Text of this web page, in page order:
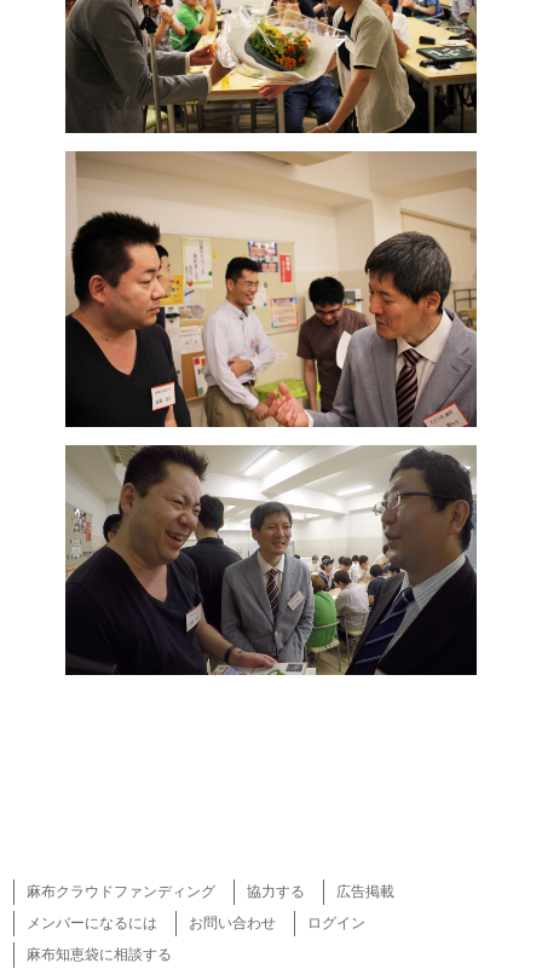
麻布クラウドファンディング 協力する
広告掲載
メンバーになるには
お問い合わせ
ログイン
麻布知恵袋に相談する